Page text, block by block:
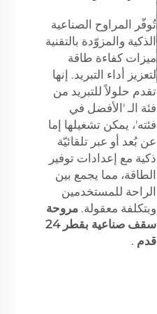
تُوفّر المراوح الصناعية
الذكية والمزوّدة بالتقنية
ميزات كفاءة طاقة
لتعزيز أداء التبريد. إنها
تقدم حلولاً للتبريد من
فئة الـ 'الأفضل في
فئته'، يمكن تشغيلها إما
عن بُعد أو عبر تلقائيّة
ذكية مع إعدادات توفير
الطاقة، مما يجمع بين
الراحة للمستخدمين
وبتكلفة معقولة. مروحة
سقف صناعية بقطر 24
قدم .